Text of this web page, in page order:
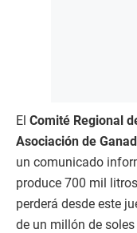
El Comité Regional
Asociación de
un comunicado
produce 700 mil
perderá desde este
de un millón de